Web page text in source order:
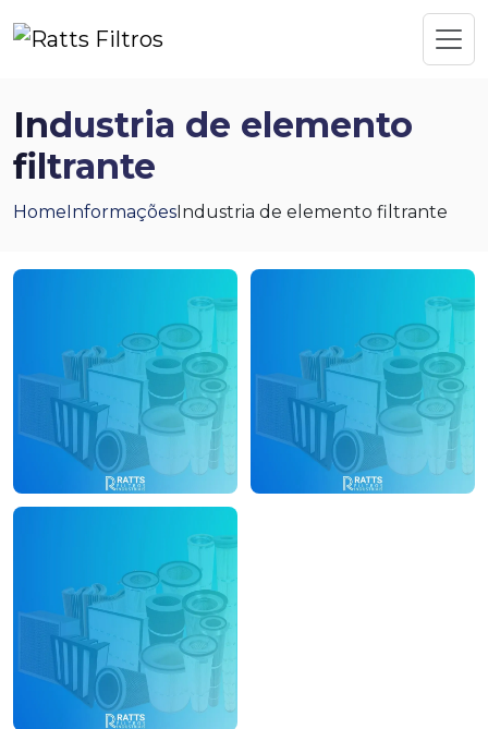
Industria de elemento
filtrante
Home Informações Industria de elemento filtrante